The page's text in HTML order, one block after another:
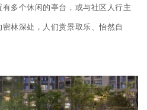
多个休闲的亭台，或与社区人行主
林深处，人们赏景取乐、怡然自